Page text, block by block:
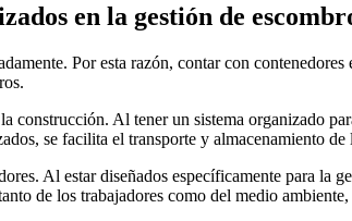
en la gestión de
Al tener un sistema organizado
se facilita el transporte y almacenamiento
Al estar diseñados específicamente para la
de los trabajadores como del medio